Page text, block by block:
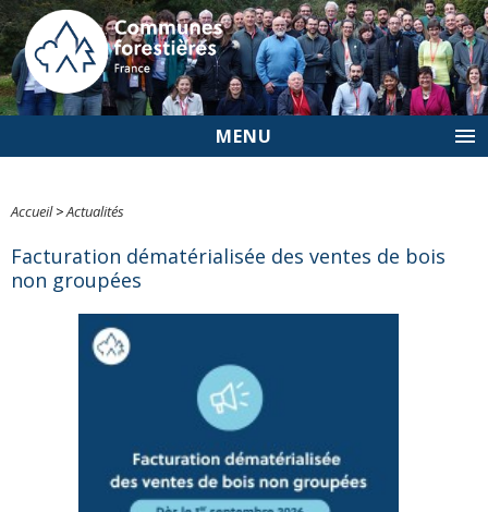
MENU
Accueil>Actualités
Facturation dématérialisée des ventes de bois
non groupées